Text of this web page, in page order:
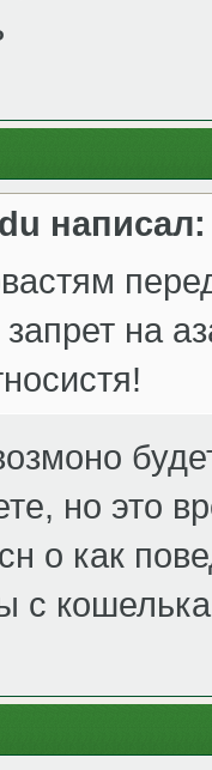
написал:
запрет на
но это
о как
с